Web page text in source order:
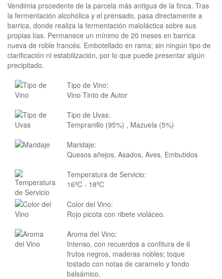
Vendimia procedente de la parcela más antigua de la finca. Tras
la fermentación alcohólica y el prensado, pasa directamente a
barrica, donde realiza la fermentación maloláctica sobre sus
propias lías. Permanece un mínimo de 20 meses en barrica
nueva de roble francés. Embotellado en rama; sin ningún tipo de
clarificación ni estabilización, por lo que puede presentar algún
precipitado.
Tipo de Vino:
Vino Tinto de Autor
Tipo de Uvas:
Tempranillo (95%) , Mazuela (5%)
Maridaje:
Quesos añejos, Asados, Aves, Embutidos
Temperatura de Servicio:
16ºC - 18ºC
Color del Vino:
Rojo picota con ribete violáceo.
Aroma del Vino:
Intenso, con recuerdos a confitura de 6
frutos negros, maderas nobles; toque
tostado con notas de caramelo y fondo
balsámico.